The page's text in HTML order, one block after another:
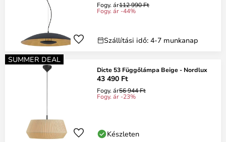
Fogy. ár112 990 Ft
Fogy. ár -44%
Szállítási idő: 4-7 munkanap
SUMMER DEAL
Dicte 53 Függőlámpa Beige - Nordlux
43 490 Ft
Fogy. ár56 944 Ft
Fogy. ár -23%
Készleten